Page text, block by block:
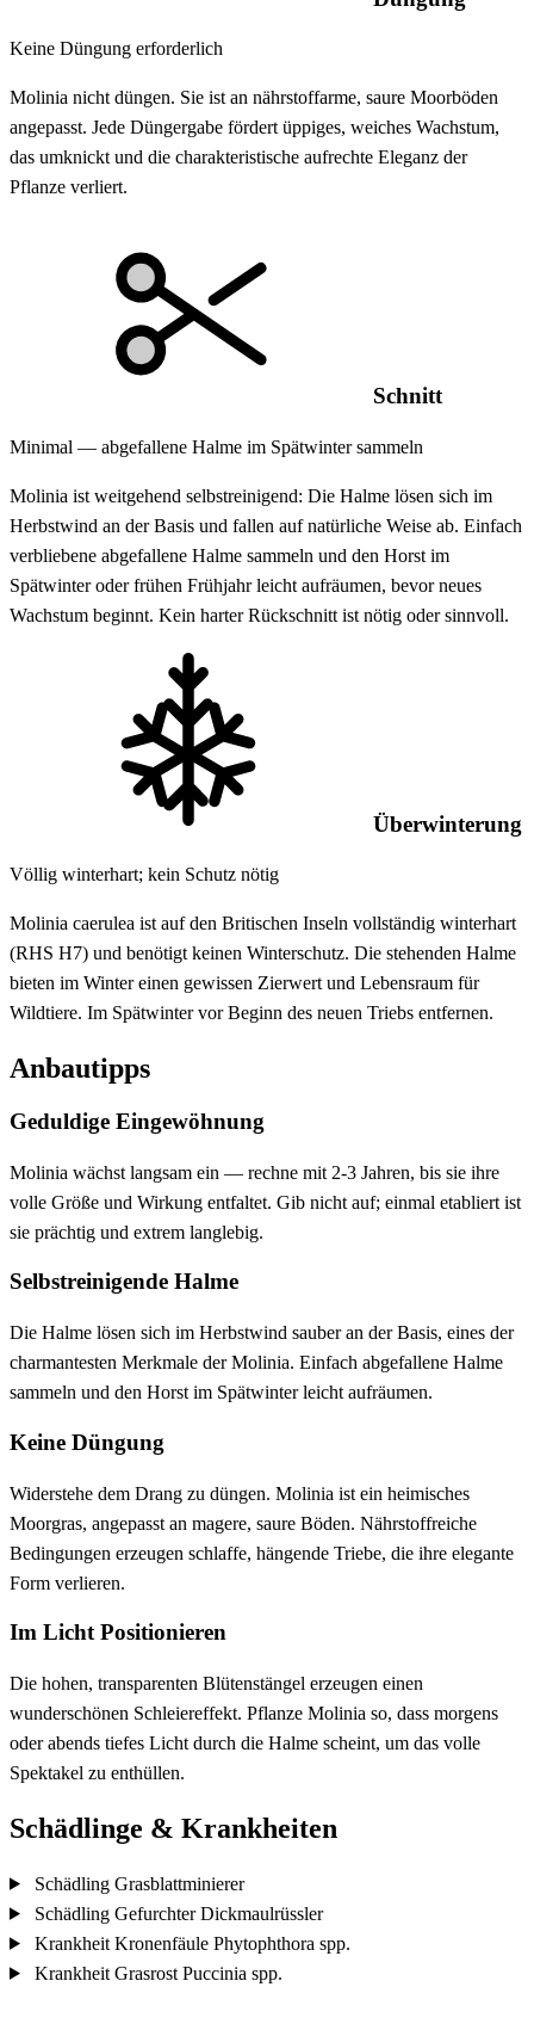
Keine Düngung erforderlich
Molinia nicht düngen. Sie ist an nährstoffarme, saure Moorböden
angepasst. Jede Düngergabe fördert üppiges, weiches Wachstum,
das umknickt und die charakteristische aufrechte Eleganz der
Pflanze verliert.
Schnitt
Minimal — abgefallene Halme im Spätwinter sammeln
Molinia ist weitgehend selbstreinigend: Die Halme lösen sich im
Herbstwind an der Basis und fallen auf natürliche Weise ab. Einfach
verbliebene abgefallene Halme sammeln und den Horst im
Spätwinter oder frühen Frühjahr leicht aufräumen, bevor neues
Wachstum beginnt. Kein harter Rückschnitt ist nötig oder sinnvoll.
Überwinterung
Völlig winterhart; kein Schutz nötig
Molinia caerulea ist auf den Britischen Inseln vollständig winterhart
(RHS H7) und benötigt keinen Winterschutz. Die stehenden Halme
bieten im Winter einen gewissen Zierwert und Lebensraum für
Wildtiere. Im Spätwinter vor Beginn des neuen Triebs entfernen.
Anbautipps
Geduldige Eingewöhnung
Molinia wächst langsam ein — rechne mit 2-3 Jahren, bis sie ihre
volle Größe und Wirkung entfaltet. Gib nicht auf; einmal etabliert ist
sie prächtig und extrem langlebig.
Selbstreinigende Halme
Die Halme lösen sich im Herbstwind sauber an der Basis, eines der
charmantesten Merkmale der Molinia. Einfach abgefallene Halme
sammeln und den Horst im Spätwinter leicht aufräumen.
Keine Düngung
Widerstehe dem Drang zu düngen. Molinia ist ein heimisches
Moorgras, angepasst an magere, saure Böden. Nährstoffreiche
Bedingungen erzeugen schlaffe, hängende Triebe, die ihre elegante
Form verlieren.
Im Licht Positionieren
Die hohen, transparenten Blütenstängel erzeugen einen
wunderschönen Schleiereffekt. Pflanze Molinia so, dass morgens
oder abends tiefes Licht durch die Halme scheint, um das volle
Spektakel zu enthüllen.
Schädlinge & Krankheiten
Schädling Grasblattminierer
Schädling Gefurchter Dickmaulrüssler
Krankheit Kronenfäule Phytophthora spp.
Krankheit Grasrost Puccinia spp.